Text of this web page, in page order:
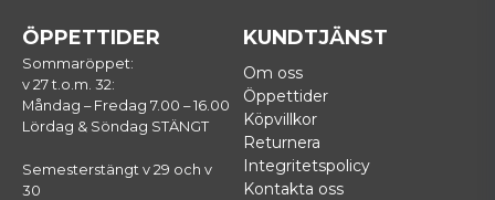
ÖPPETTIDER
Sommaröppet:
v 27 t.o.m. 32:
Måndag – Fredag 7.00 – 16.00
Lördag & Söndag STÄNGT
Semesterstängt v 29 och v
30
KUNDTJÄNST
Om oss
Öppettider
Köpvillkor
Returnera
Integritetspolicy
Kontakta oss